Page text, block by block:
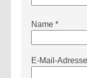
Name *
E-Mail-Adresse